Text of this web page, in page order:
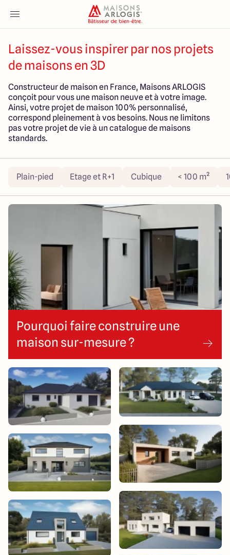
Accueil
Nos maisons
Nos annonces
Votre projet
76260 Etalondes
4.9
Laissez-vous inspirer par nos projets
de maisons en 3D
Constructeur de maison en France, Maisons ARLOGIS
conçoit pour vous une maison neuve et à votre image.
Ainsi, votre projet de maison 100% personnalisé,
correspond pleinement à vos besoins. Nous ne limitons
pas votre projet de vie à un catalogue de maisons
standards.
Plain-pied Etage et R+1 Cubique < 100 m²
Pourquoi faire construire une
maison sur-mesure ?